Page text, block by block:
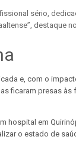
sério,
destaque
e, com o
ficaram presas às
hospital em
o estado de